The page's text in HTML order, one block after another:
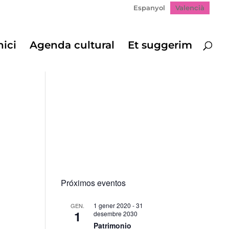
Espanyol Valencià
Agenda cultural Et suggerim
Próximos eventos
GEN.
1
1 gener 2020 -31
desembre 2030
Patrimonio